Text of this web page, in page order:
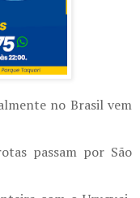
no Brasil vem
passam por São